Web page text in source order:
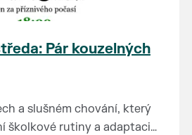
Pár kouzelných
a slušném chování, který
školkové rutiny a adaptaci